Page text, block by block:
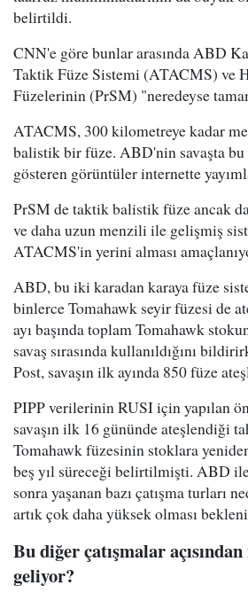
belirtildi.
CNN'e göre bunlar arasında ABD
Taktik Füze Sistemi (ATACMS) ve
Füzelerinin (PrSM) "neredeyse
ATACMS, 300 kilometreye kadar
balistik bir füze. ABD'nin savaşta bu
gösteren görüntüler internette
PrSM de taktik balistik füze ancak
ve daha uzun menzili ile gelişmiş
ATACMS'in yerini alması
ABD, bu iki karadan karaya füze
binlerce Tomahawk seyir füzesi de
ayı başında toplam Tomahawk
savaş sırasında kullanıldığını
Post, savaşın ilk ayında 850 füze
PIPP verilerinin RUSI için yapılan
savaşın ilk 16 gününde ateşlendiği
Tomahawk füzesinin stoklara
beş yıl süreceği belirtilmişti. ABD
sonra yaşanan bazı çatışma turları
artık çok daha yüksek olması
Bu diğer çatışmalar
geliyor?